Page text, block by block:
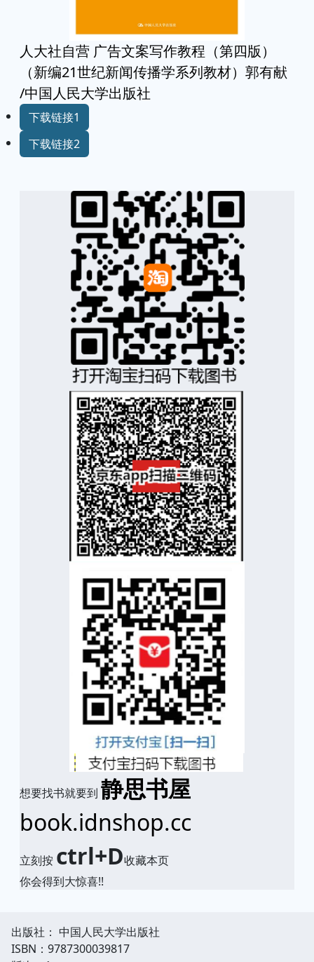
人大社自营 广告文案写作教程（第四版）
（新编21世纪新闻传播学系列教材）郭有献
/中国人民大学出版社
下载链接1
下载链接2
想要找书就要到 静思书屋
book.idnshop.cc
立刻按 ctrl+D收藏本页
你会得到大惊喜!!
出版社： 中国人民大学出版社
ISBN：9787300039817